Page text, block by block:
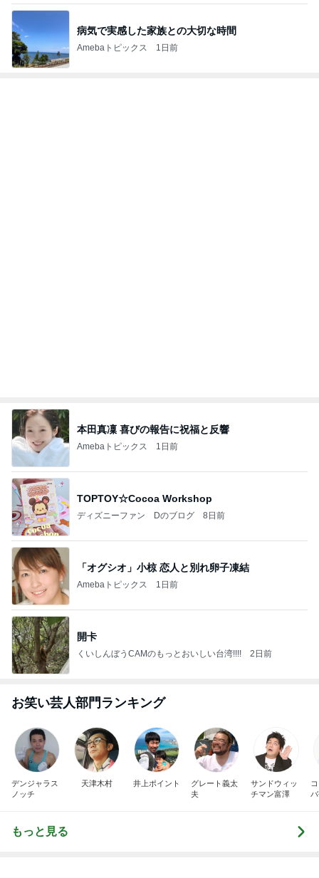
病気で実感した家族との大切な時間
Amebaトピックス 1日前
本田真凜 喜びの報告に祝福と反響
Amebaトピックス 1日前
TOPTOY☆Cocoa Workshop
ディズニーファン Dのブログ 8日前
「オグシオ」小椋 恋人と別れ卵子凍結
Amebaトピックス 1日前
開卡
くいしんぼうCAMのもっとおいしい台湾!!!! 2日前
お笑い芸人部門ランキング
デンジャラス
ノッチ
天津木村 井上ポイント
グレート義太
夫
サンドウィッ
チマン富澤
もっと見る